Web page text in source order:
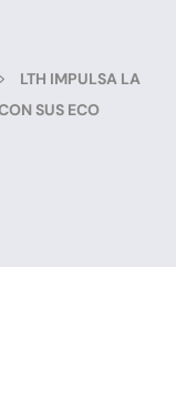
>
LTH IMPULSA LA
SUS ECO